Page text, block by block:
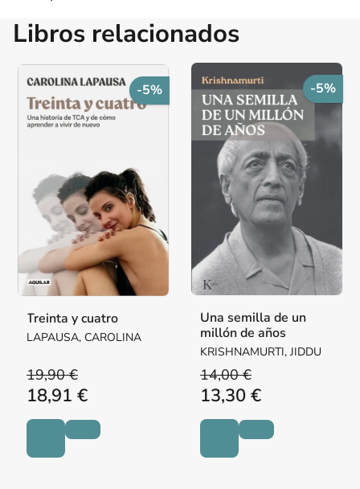
Libros relacionados
-5%
Treinta y cuatro
LAPAUSA, CAROLINA
19,90 €
18,91 €
-5%
Una semilla de un
millón de años
KRISHNAMURTI, JIDDU
14,00 €
13,30 €